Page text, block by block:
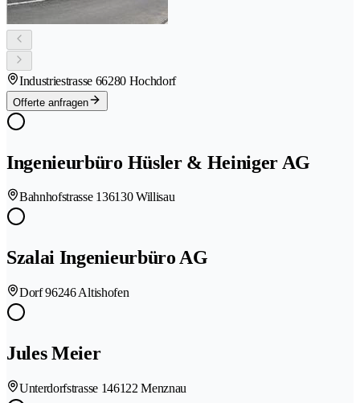
Industriestrasse 66280 Hochdorf
Offerte anfragen
Ingenieurbüro Hüsler & Heiniger AG
Bahnhofstrasse 136130 Willisau
Szalai Ingenieurbüro AG
Dorf 96246 Altishofen
Jules Meier
Unterdorfstrasse 146122 Menznau